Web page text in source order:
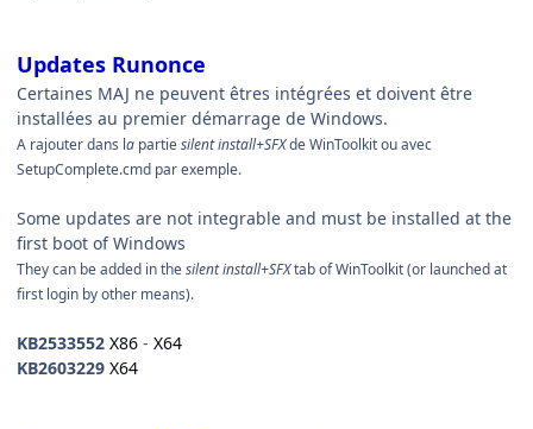
Updates Runonce
Certaines MAJ ne peuvent êtres intégrées et doivent être
installées au premier démarrage de Windows.
A rajouter dans la partiesilent install+SFXde WinToolkit ou avec
SetupComplete.cmd par exemple.
Some updates are not integrable and must be installed at the
first boot of Windows
They can be added in thesilent install+SFXtab of WinToolkit (or launched at
first login by other means).
KB2533552 X86 - X64
KB2603229 X64